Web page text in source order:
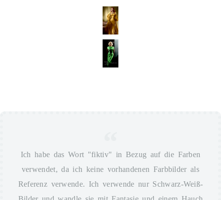
Ich habe das Wort "fiktiv" in Bezug auf die Farben
verwendet, da ich keine vorhandenen Farbbilder als
Referenz verwende. Ich verwende nur Schwarz-Weiß-